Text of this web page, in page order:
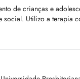
de crianças e
social. Utilizo a terapia
para adultos em
(TCC). Minha
e sensível às